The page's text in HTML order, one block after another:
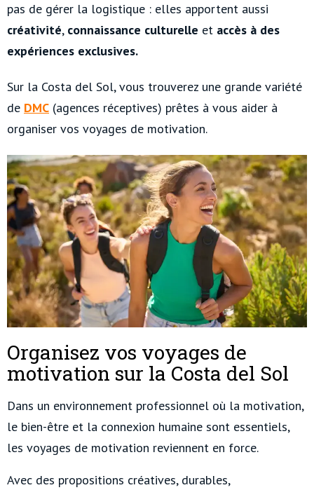
pas de gérer la logistique : elles apportent aussi
créativité, connaissance culturelle et accès à des
expériences exclusives.
Sur la Costa del Sol, vous trouverez une grande variété
de DMC (agences réceptives) prêtes à vous aider à
organiser vos voyages de motivation.
Organisez vos voyages de
motivation sur la Costa del Sol
Dans un environnement professionnel où la motivation,
le bien-être et la connexion humaine sont essentiels,
les voyages de motivation reviennent en force.
Avec des propositions créatives, durables,